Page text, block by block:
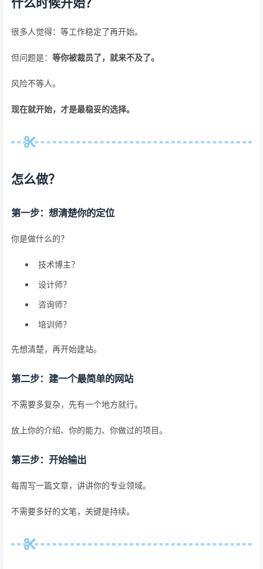
很多人觉得：等工作稳定了再开始。
但问题是： 等你被裁员了，就来不及了。
风险不等人。
现在就开始，才是最稳妥的选择。
怎么做？
第一步：想清楚你的定位
你是做什么的？
技术博主？
设计师？
咨询师？
培训师？
先想清楚，再开始建站。
第二步：建一个最简单的网站
不需要多复杂，先有一个地方就行。
放上你的介绍、你的能力、你做过的项目。
第三步：开始输出
每周写一篇文章，讲讲你的专业领域。
不需要多好的文笔，关键是持续。